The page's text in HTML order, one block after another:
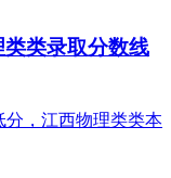
类录取分数线